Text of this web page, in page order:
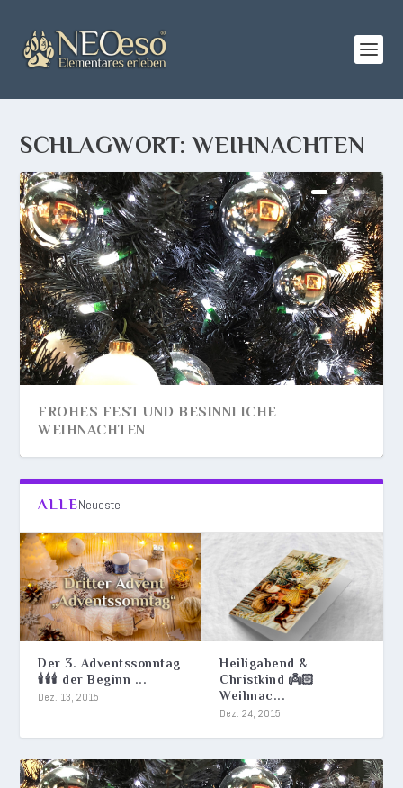
SCHLAGWORT:WEIHNACHTEN
FROHES FEST UND BESINNLICHE
WEIHNACHTEN
WEIHNACHTEN 🎄 NACHT DER WEIHE 🎄
HEILIGABEND & CHRISTKIND 👼🏻
DER 3. ADVENTSSONNTAG 🕯️🕯️🕯️ DER BEGINN
ALLENeueste
Der 3. Adventssonntag
🕯️🕯️🕯️ der Beginn ...
Dez. 13, 2015
Heiligabend &
Christkind 👼🏻
Weihnac...
Dez. 24, 2015